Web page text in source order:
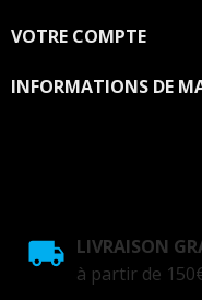
VOTRE COMPTE
INFORMATIONS DE
LIVRAISON
à partir de